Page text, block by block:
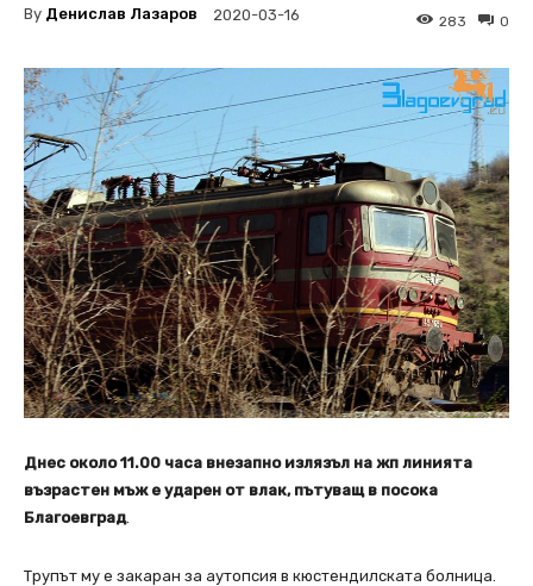
By Денислав Лазаров 2020-03-16 0
283
Днес около 11.00 часа внезапно излязъл на жп линията
възрастен мъж е ударен от влак, пътуващ в посока
Благоевград.
Трупът му е закаран за аутопсия в кюстендилската болница.